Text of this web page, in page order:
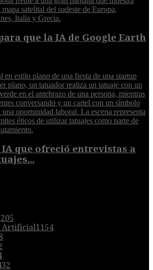
que la IA de Google Earth
que ofreció entrevistas a
Artificial1154